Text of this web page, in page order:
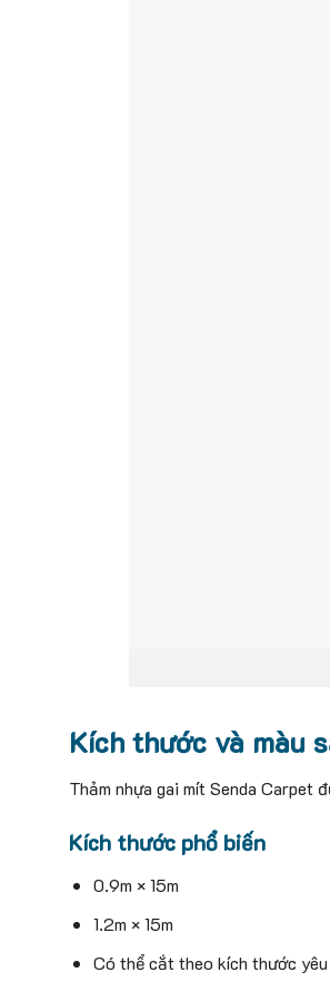
Kích thước và màu
Thảm nhựa gai mít Senda
Kích thước phổ biến
0.9m × 15m
1.2m × 15m
Có thể cắt theo kích thước